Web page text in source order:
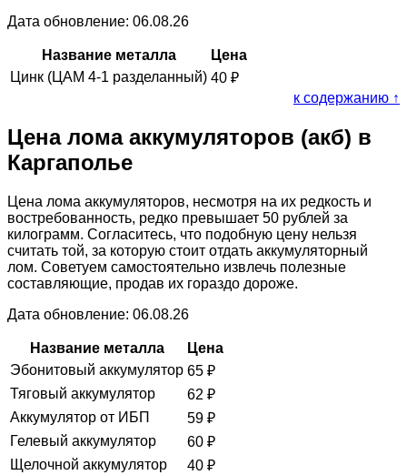
Дата обновление: 06.08.26
Название металла
Цена
Цинк (ЦАМ 4-1 разделанный) 40 ₽
к содержанию ↑
Цена лома аккумуляторов (акб) в
Каргаполье
Цена лома аккумуляторов, несмотря на их редкость и
востребованность, редко превышает 50 рублей за
килограмм. Согласитесь, что подобную цену нельзя
считать той, за которую стоит отдать аккумуляторный
лом. Советуем самостоятельно извлечь полезные
составляющие, продав их гораздо дороже.
Дата обновление: 06.08.26
Название металла
Цена
Эбонитовый аккумулятор 65 ₽
Тяговый аккумулятор
62 ₽
Аккумулятор от ИБП
59 ₽
Гелевый аккумулятор
60 ₽
Щелочной аккумулятор
40 ₽